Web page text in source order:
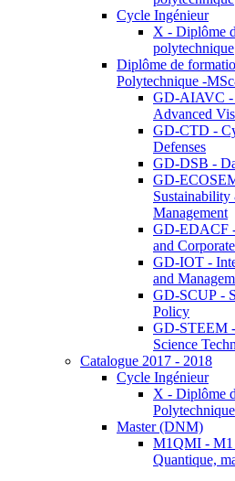
Cycle Ingénieur
X - Diplôme
polytechnique
Diplôme de
Polytechnique -
GD-AIAVC -
Advanced
GD-CTD -
Defenses
GD-DSB -
GD-
Management
GD-EDACF
and
GD-IOT -
and
GD-SCUP -
Policy
GD-STEEM
Science
Catalogue 2017 - 2018
Cycle Ingénieur
X - Diplôme
Polytechnique
Master (DNM)
M1QMI -
Quantique,